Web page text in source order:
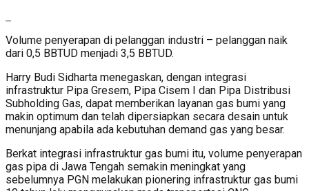
Volume penyerapan di pelanggan industri – pelanggan naik
dari 0,5 BBTUD menjadi 3,5 BBTUD.
Harry Budi Sidharta menegaskan, dengan integrasi
infrastruktur Pipa Gresem, Pipa Cisem I dan Pipa Distribusi
Subholding Gas, dapat memberikan layanan gas bumi yang
makin optimum dan telah dipersiapkan secara desain untuk
menunjang apabila ada kebutuhan demand gas yang besar.
Berkat integrasi infrastruktur gas bumi itu, volume penyerapan
gas pipa di Jawa Tengah semakin meningkat yang
sebelumnya PGN melakukan pionering infrastruktur gas bumi